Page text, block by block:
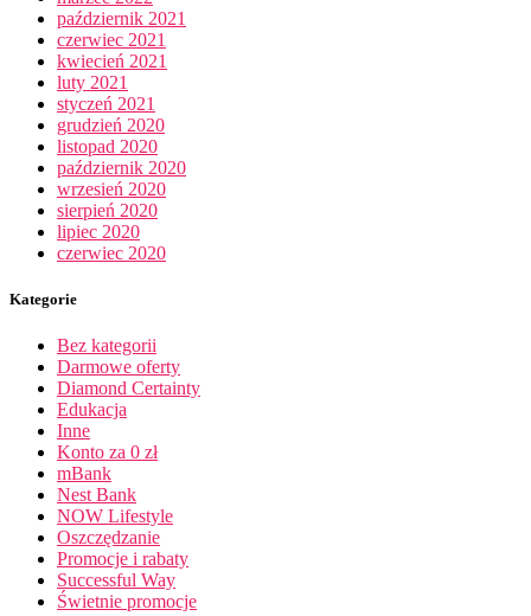
październik 2021
czerwiec 2021
kwiecień 2021
luty 2021
styczeń 2021
grudzień 2020
listopad 2020
październik 2020
wrzesień 2020
sierpień 2020
lipiec 2020
czerwiec 2020
Kategorie
Bez kategorii
Darmowe oferty
Diamond Certainty
Edukacja
Inne
Konto za 0 zł
mBank
Nest Bank
NOW Lifestyle
Oszczędzanie
Promocje i rabaty
Successful Way
Świetnie promocje